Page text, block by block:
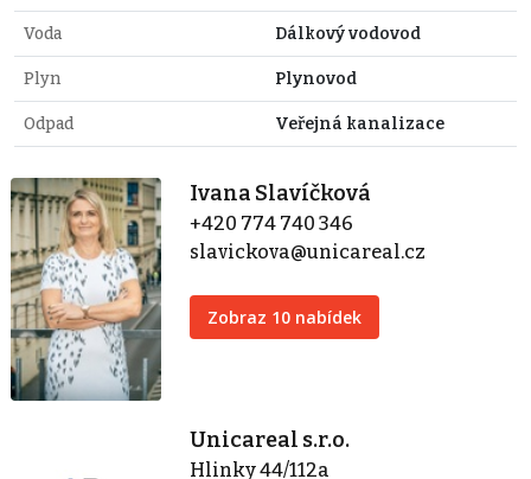
Voda Dálkový vodovod
Plyn Plynovod
Odpad Veřejná kanalizace
Ivana Slavíčková
+420 774 740 346
slavickova@unicareal.cz
Zobraz 10 nabídek
Unicareal s.r.o.
Hlinky 44/112a